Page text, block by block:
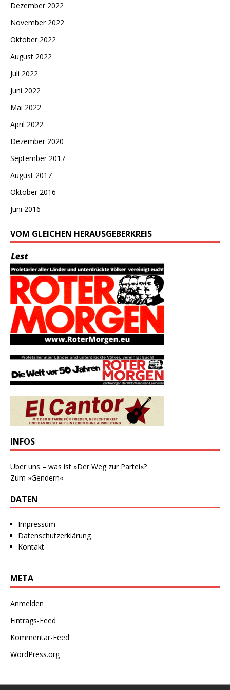
Dezember 2022
November 2022
Oktober 2022
August 2022
Juli 2022
Juni 2022
Mai 2022
April 2022
Dezember 2020
September 2017
August 2017
Oktober 2016
Juni 2016
VOM GLEICHEN HERAUSGEBERKREIS
INFOS
Über uns – was ist »Der Weg zur Partei«?
Zum »Gendern«
DATEN
Impressum
Datenschutzerklärung
Kontakt
META
Anmelden
Eintrags-Feed
Kommentar-Feed
WordPress.org